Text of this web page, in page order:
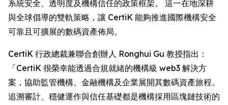
系統安全、透明度及機構信任的政策框架。 這一在地深耕
與全球倡導的雙軌策略，讓 CertiK 能夠推進國際機構安全
可靠且可擴展的數碼資產佈局。
CertiK 行政總裁兼聯合創辦人 Ronghui Gu 教授指出：
「CertiK 很榮幸能透過合規就緒的機構級 web3 解決方
案，協助監管機構、金融機構及企業展開其數碼資產旅程。
追溯審計、穩健運作與信任基礎都是機構採用區塊鏈技術的